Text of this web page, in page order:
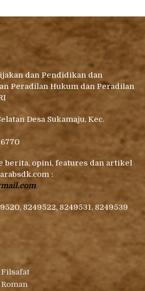
dan Pendidikan dan
Peradilan Hukum dan Peradilan
Desa Sukamaju, Kec.
berita, opini, features dan artikel
:
8249522, 8249531, 8249539
Filsafat
Roman